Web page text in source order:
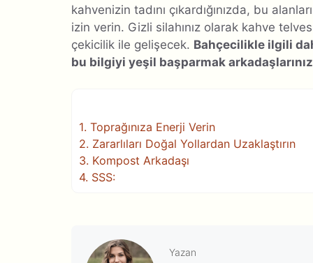
kahvenizin tadını çıkardığınızda, bu
izin verin. Gizli silahınız olarak kahve
çekicilik ile gelişecek. Bahçecilikle ilgili
bu bilgiyi yeşil başparmak
1. Toprağınıza Enerji Verin
2. Zararlıları Doğal Yollardan Uzaklaştırın
3. Kompost Arkadaşı
4. SSS:
Yazan